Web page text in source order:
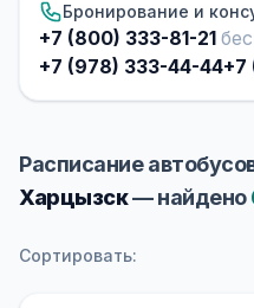
Бронирование и
+7 (800) 333-81-21
+7 (978) 333-44-44+7
Расписание
Харцызск— найдено
Сортировать: